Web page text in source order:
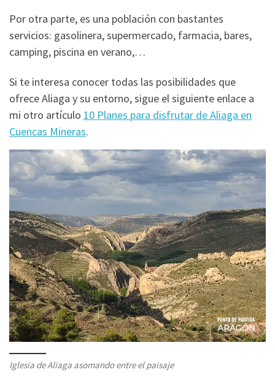
Por otra parte, es una población con bastantes
servicios: gasolinera, supermercado, farmacia, bares,
camping, piscina en verano,…
Si te interesa conocer todas las posibilidades que
ofrece Aliaga y su entorno, sigue el siguiente enlace a
mi otro artículo 10 Planes para disfrutar de Aliaga en
Cuencas Mineras.
Iglesia de Aliaga asomando entre el paisaje